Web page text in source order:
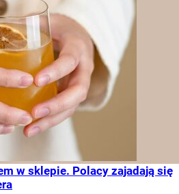
w sklepie. Polacy zajadają się